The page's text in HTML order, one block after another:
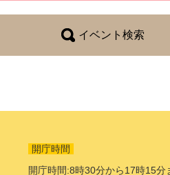
イベント検索
開庁時間
開庁時間:8時30分から17時15分